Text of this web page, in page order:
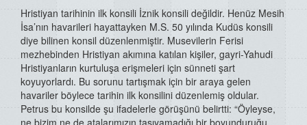
Hristiyan tarihinin ilk konsili İznik konsili değildir. Henüz Mesih
İsa’nın havarileri hayattayken M.S. 50 yılında Kudüs konsili
diye bilinen konsil düzenlenmiştir. Musevilerin Ferisi
mezhebinden Hristiyan akımına katılan kişiler, gayri-Yahudi
Hristiyanların kurtuluşa erişmeleri için sünneti şart
koyuyorlardı. Bu sorunu tartışmak için bir araya gelen
havariler böylece tarihin ilk konsilini düzenlemiş oldular.
Petrus bu konsilde şu ifadelerle görüşünü belirtti: “Öyleyse,
ne bizim ne de atalarımızın taşıyamadığı bir boyunduruğu